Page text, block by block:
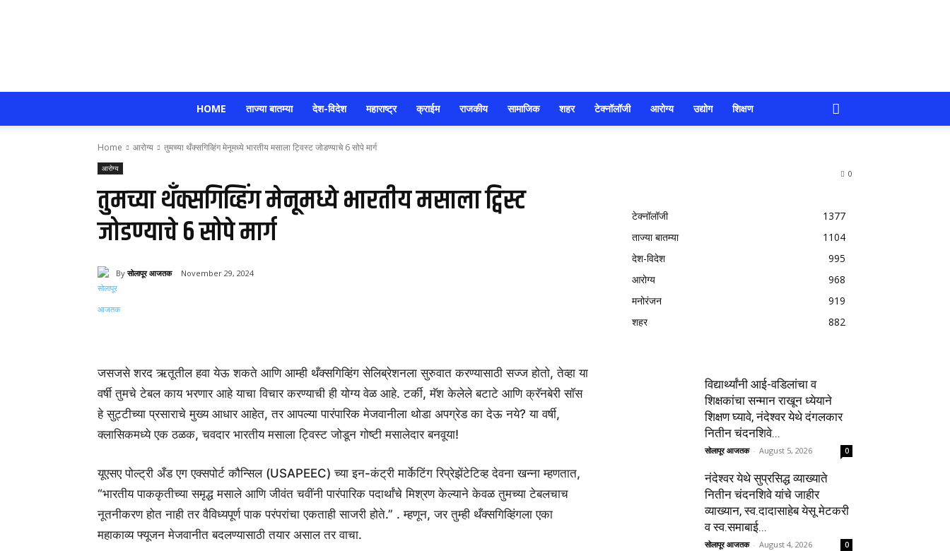
सोलापूर
आजतक
HOME ताज्या बातम्या देश-विदेश महाराष्ट्र क्राईम राजकीय सामाजिक शहर टेक्नॉलॉजी आरोग्य उद्योग शिक्षण
Home आरोग्य तुमच्या थँक्सगिव्हिंग मेनूमध्ये भारतीय मसाला ट्विस्ट जोडण्याचे 6 सोपे मार्ग
आरोग्य
तुमच्या थँक्सगिव्हिंग मेनूमध्ये भारतीय मसाला ट्विस्ट
जोडण्याचे 6 सोपे मार्ग
By सोलापूर आजतक November 29, 2024
जसजसे शरद ऋतूतील हवा येऊ शकते आणि आम्ही थँक्सगिव्हिंग सेलिब्रेशनला सुरुवात करण्यासाठी सज्ज होतो, तेव्हा या
वर्षी तुमचे टेबल काय भरणार आहे याचा विचार करण्याची ही योग्य वेळ आहे. टर्की, मॅश केलेले बटाटे आणि क्रॅनबेरी सॉस
हे सुट्टीच्या प्रसाराचे मुख्य आधार आहेत, तर आपल्या पारंपारिक मेजवानीला थोडा अपग्रेड का देऊ नये? या वर्षी,
क्लासिकमध्ये एक ठळक, चवदार भारतीय मसाला ट्विस्ट जोडून गोष्टी मसालेदार बनवूया!
यूएसए पोल्ट्री अँड एग एक्सपोर्ट कौन्सिल (USAPEEC) च्या इन-कंट्री मार्केटिंग रिप्रेझेंटेटिव्ह देवना खन्ना म्हणतात,
“भारतीय पाककृतीच्या समृद्ध मसाले आणि जीवंत चवींनी पारंपारिक पदार्थांचे मिश्रण केल्याने केवळ तुमच्या टेबलचाच
नूतनीकरण होत नाही तर वैविध्यपूर्ण पाक परंपरांचा एकताही साजरी होते.” . म्हणून, जर तुम्ही थँक्सगिव्हिंगला एका
महाकाव्य फ्यूजन मेजवानीत बदलण्यासाठी तयार असाल तर वाचा.
0
टेक्नॉलॉजी
1377
ताज्या बातम्या
1104
देश-विदेश
995
आरोग्य
968
मनोरंजन
919
शहर
882
विद्यार्थ्यांनी आई-वडिलांचा व
शिक्षकांचा सन्मान राखून ध्येयाने
शिक्षण घ्यावे, नंदेश्वर येथे दंगलकार
नितीन चंदनशिवे...
सोलापूर आजतक - August 5, 2026 0
नंदेश्वर येथे सुप्रसिद्ध व्याख्याते
नितीन चंदनशिवे यांचे जाहीर
व्याख्यान, स्व.दादासाहेब येसू मेटकरी
व स्व.समाबाई...
सोलापूर आजतक - August 4, 2026 0